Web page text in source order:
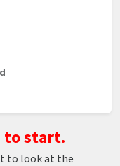
to start.
to look at the